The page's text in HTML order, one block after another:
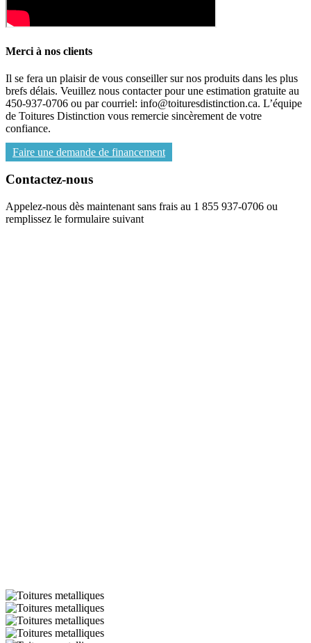
Merci à nos clients
Il se fera un plaisir de vous conseiller sur nos produits dans les plus
brefs délais. Veuillez nous contacter pour une estimation gratuite au
450-937-0706 ou par courriel: info@toituresdistinction.ca. L’équipe
de Toitures Distinction vous remercie sincèrement de votre
confiance.
Faire une demande de financement
Contactez-nous
Appelez-nous dès maintenant sans frais au 1 855 937-0706 ou
remplissez le formulaire suivant